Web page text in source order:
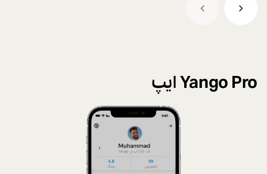
Yango Pro ایپ